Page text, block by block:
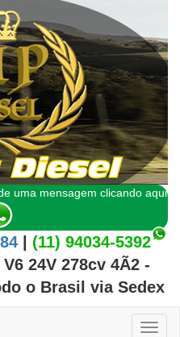
uma mensagem clicando aqui
| (11) 94034-5392
24V 278cv 4Ã2 -
o Brasil via Sedex